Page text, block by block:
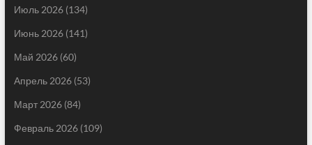
Июль 2026(134)
Июнь 2026(141)
Май 2026(60)
Апрель 2026(53)
Март 2026(84)
Февраль 2026(109)